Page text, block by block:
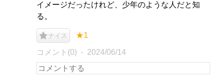
イメージだったけれど、少年のような人だと知
る。
ナイス ★1
コメント(0) 2024/06/14